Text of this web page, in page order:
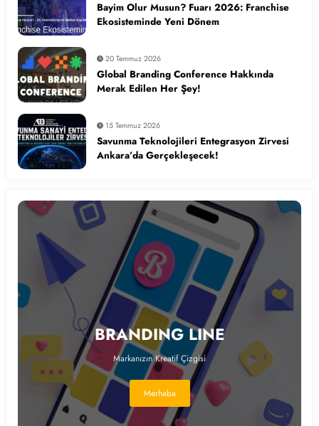
Bayim Olur Musun? Fuarı 2026: Franchise
Ekosisteminde Yeni Dönem
20 Temmuz 2026
Global Branding Conference Hakkında
Merak Edilen Her Şey!
15 Temmuz 2026
Savunma Teknolojileri Entegrasyon Zirvesi
Ankara’da Gerçekleşecek!
BRANDING LINE
Markanızın Kreatif Çizgisi
Merhaba